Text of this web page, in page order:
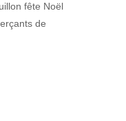
fête Noël
de